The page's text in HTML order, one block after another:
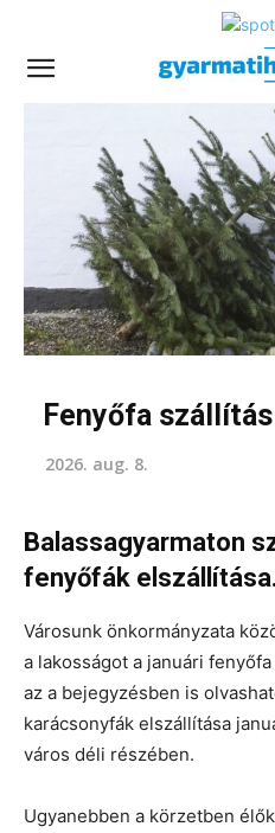
Fenyőfa
2026. aug. 8.
Balassagyarmaton
fenyőfák elszállítása.
Városunk önkormányzata
a lakosságot a januári
az a bejegyzésben is
karácsonyfák elszállítása
város déli részében.
Ugyanebben a körzetben